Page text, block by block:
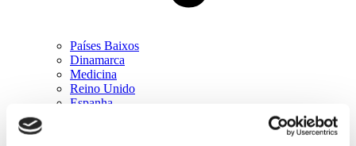
Países Baixos
Dinamarca
Medicina
Reino Unido
Espanha